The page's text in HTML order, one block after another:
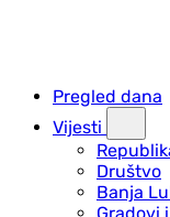
Pregled dana
Vijesti
Društvo
Banja